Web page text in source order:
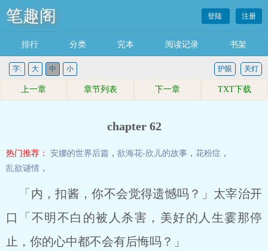
笔趣阁 登陆 注册
排行 分类 完本 阅读记录 书架
字: 大 中 小 关灯
护眼
上一章 章节列表 下一章 TXT下载
chapter 62
热门推荐： 安娜的世界后篇 ， 欲海花-欣儿的故事 ， 花粉症 ，
乱欲谜情 ，
「内，扣酱，你不会觉得遗憾吗？」太宰治开
口「不明不白的被人杀害，美好的人生霎那停
止，你的心中都不会有后悔吗？」